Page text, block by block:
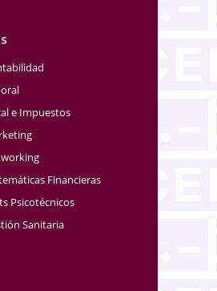
e Impuestos
Financieras
Psicotécnicos
Sanitaria